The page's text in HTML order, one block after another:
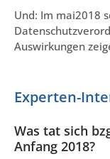
Und: Im mai2018
Auswirkungen
Experten-
Was tat sich
Anfang 2018?